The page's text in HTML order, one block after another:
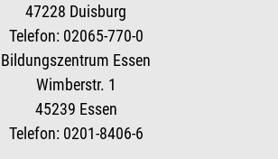
47228 Duisburg
Telefon: 02065-770-0
Bildungszentrum Essen
Wimberstr. 1
45239 Essen
Telefon: 0201-8406-6